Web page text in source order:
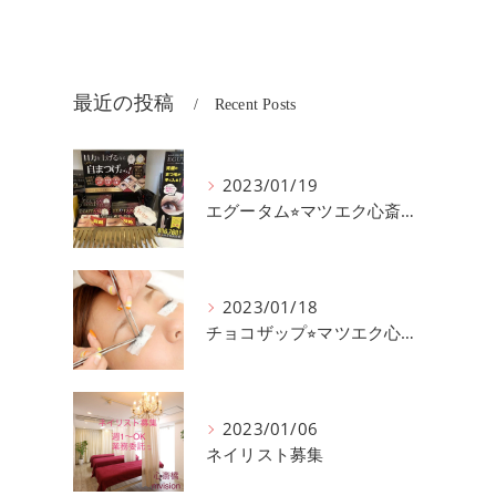
最近の投稿 Recent Posts
2023/01/19
エグータム⭐︎マツエク心斎橋mvision
2023/01/18
チョコザップ⭐︎マツエク心斎橋mvision
2023/01/06
ネイリスト募集